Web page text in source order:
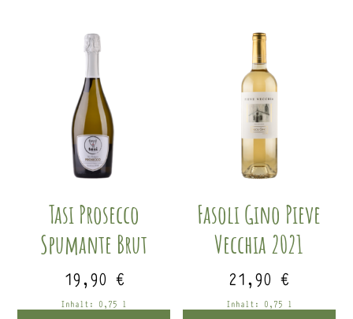
Tasi Prosecco
Spumante Brut
19,90 €
Inhalt: 0,75 l
Fasoli Gino Pieve
Vecchia 2021
21,90€
Inhalt: 0,75 l